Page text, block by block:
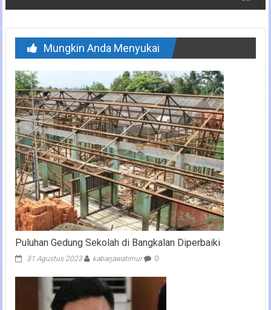
Mungkin Anda Menyukai
Puluhan Gedung Sekolah di Bangkalan Diperbaiki
31 Agustus 2023 kabarjawatimur 0